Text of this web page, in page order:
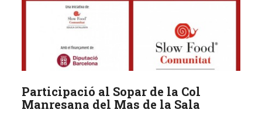
Participació al Sopar de la Col
Manresana del Mas de la Sala